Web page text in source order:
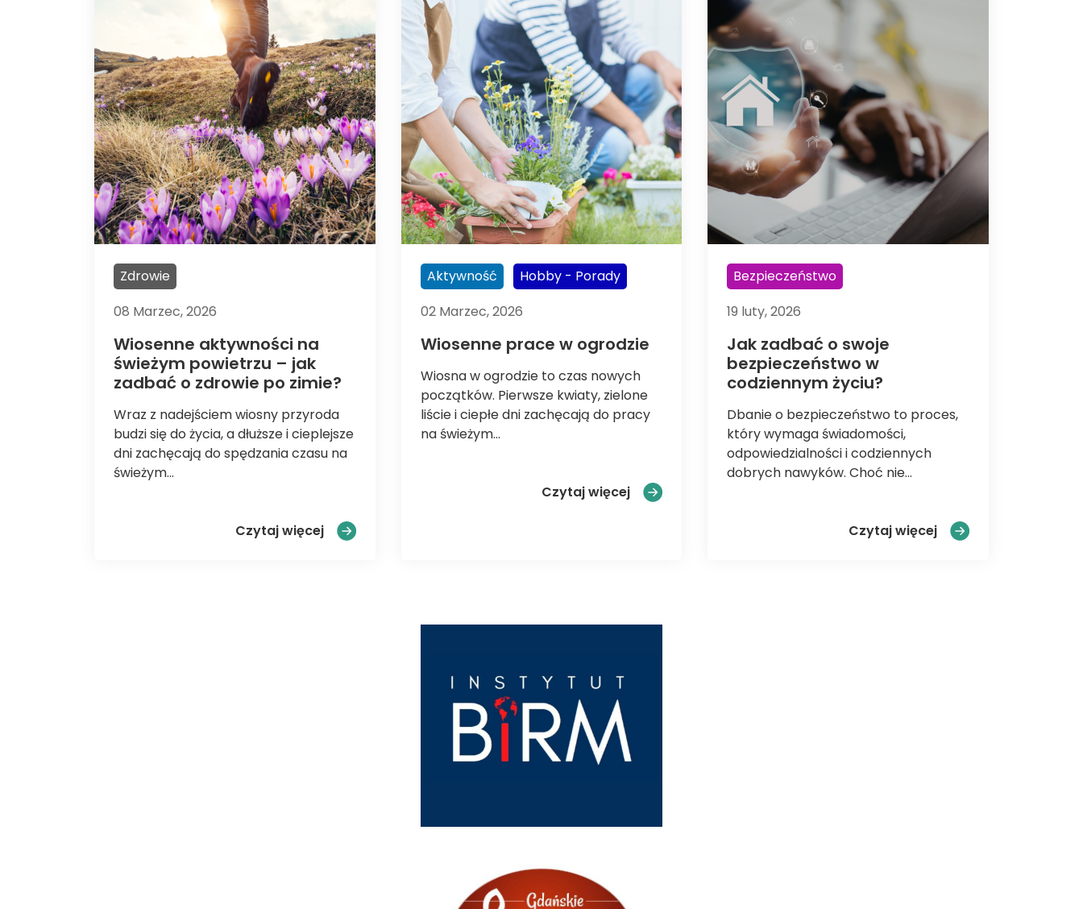
Zdrowie
08 Marzec, 2026
Wiosenne aktywności na
świeżym powietrzu – jak
zadbać o zdrowie po zimie?
Wraz z nadejściem wiosny przyroda
budzi się do życia, a dłuższe i cieplejsze
dni zachęcają do spędzania czasu na
świeżym...
Czytaj więcejWiosenne aktywności na świeżym powietrzu – jak zadbać o zdrowie po zimie?
Aktywność
Hobby - Porady
02 Marzec, 2026
Wiosenne prace w ogrodzie
Wiosna w ogrodzie to czas nowych
początków. Pierwsze kwiaty, zielone
liście i ciepłe dni zachęcają do pracy
na świeżym...
Czytaj więcejWiosenne prace w ogrodzie
Bezpieczeństwo
19 luty, 2026
Jak zadbać o swoje
bezpieczeństwo w
codziennym życiu?
Dbanie o bezpieczeństwo to proces,
który wymaga świadomości,
odpowiedzialności i codziennych
dobrych nawyków. Choć nie...
Czytaj więcejJak zadbać o swoje